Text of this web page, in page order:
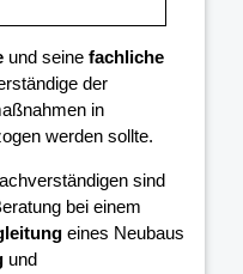
und seine fachliche
der
in
werden sollte.
sind
bei einem
eines Neubaus
und